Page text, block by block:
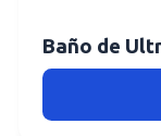
Baño de